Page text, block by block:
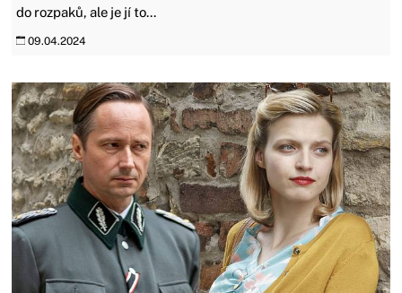
do rozpaků, ale je jí to...
09.04.2024